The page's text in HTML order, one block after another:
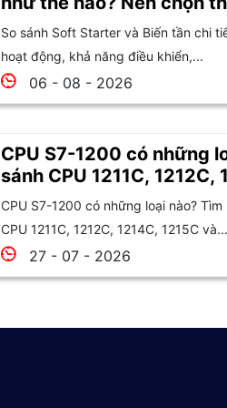
So sánh Soft Starter và Biến tần chi
hoạt động, khả năng điều khiển,...
06 - 08 - 2026
CPU S7-1200 có những
sánh CPU 1211C, 1212C,
1215C và 1217C
CPU S7-1200 có những loại nào?
CPU 1211C, 1212C, 1214C, 1215C và...
27 - 07 - 2026